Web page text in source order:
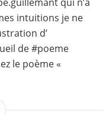
intuitions je ne
d’
de #poeme
le poème «